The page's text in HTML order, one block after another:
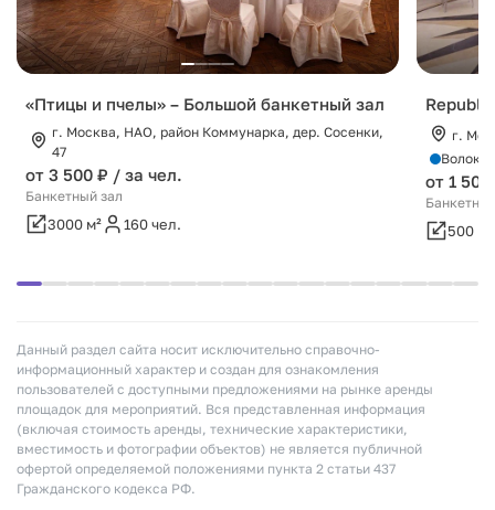
«Птицы и пчелы» – Большой банкетный зал
г. Москва, НАО, район Коммунарка, дер. Сосенки,
47
от 3 500 ₽ / за чел.
Банкетный зал
3000 м² 160 чел.
г.
от 1
500 м²
Данный раздел сайта носит исключительно справочно-
информационный характер и создан для ознакомления
пользователей с доступными предложениями на рынке аренды
площадок для мероприятий. Вся представленная информация
(включая стоимость аренды, технические характеристики,
вместимость и фотографии объектов) не является публичной
офертой определяемой положениями пункта 2 статьи 437
Гражданского кодекса РФ.